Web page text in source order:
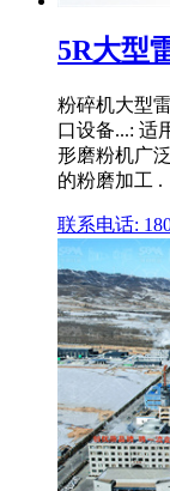
5R大型
粉碎机大型
口设备...: 适
形磨粉机广
的粉磨加工 .
联系电话: